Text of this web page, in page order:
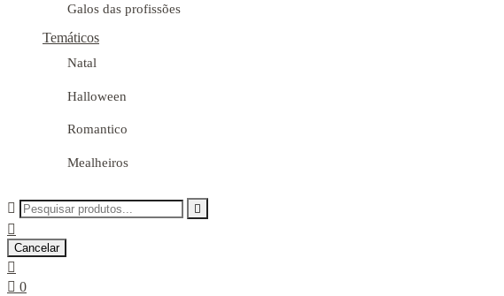
Galos das profissões
Temáticos
Natal
Halloween
Romantico
Mealheiros
 

Cancelar

 0